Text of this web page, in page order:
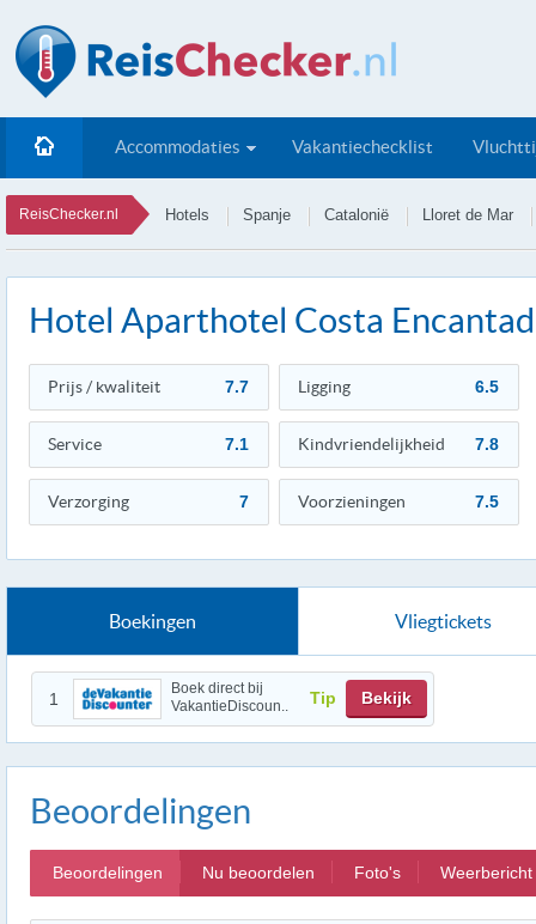
Accommodaties Vakantiechecklist
ReisChecker.nl Hotels Spanje Catalonië Lloret de Mar
Hotel Aparthotel Costa
Prijs / kwaliteit 7.7 Ligging 6.5
Service 7.1 Kindvriendelijkheid 7.8
Verzorging 7 Voorzieningen 7.5
Boekingen Vliegtickets
1
Boek direct bij
VakantieDiscoun..
Tip Bekijk
Beoordelingen
Beoordelingen Nu beoordelen Foto's Weerbericht